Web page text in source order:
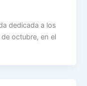
dedicada a los
octubre, en el